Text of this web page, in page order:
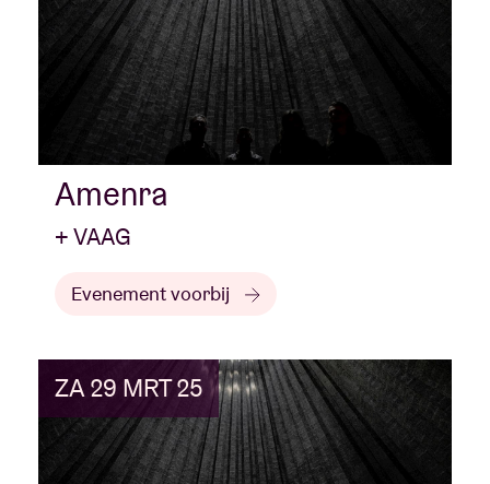
Amenra
+ VAAG
Evenement voorbij
ZA 29 MRT 25